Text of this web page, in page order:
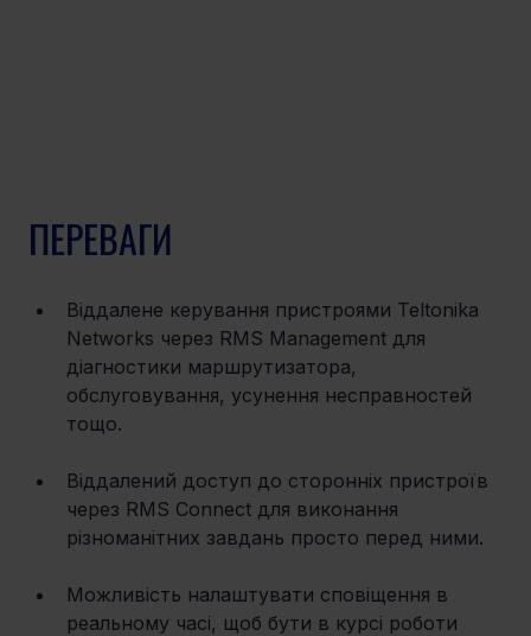
ПЕРЕВАГИ
Віддалене керування пристроями Teltonika
Networks через RMS Management для
діагностики маршрутизатора,
обслуговування, усунення несправностей
тощо.
Віддалений доступ до сторонніх пристроїв
через RMS Connect для виконання
різноманітних завдань просто перед ними.
Можливість налаштувати сповіщення в
реальному часі, щоб бути в курсі роботи